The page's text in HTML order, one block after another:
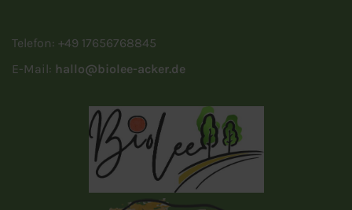
Telefon: +49 17656768845
E-Mail: hallo@biolee-acker.de